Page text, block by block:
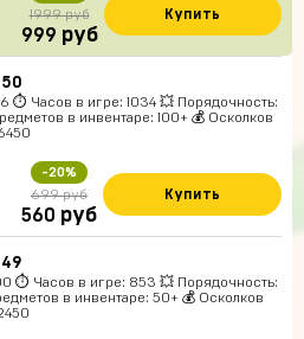
1999 руб
999 руб
Купить
⏱ Часов в игре: 1034 💥 Порядочность:
в инвентаре: 100+ 💰 Осколков
-20%
699 руб
560 руб
Купить
⏱ Часов в игре: 853 💥 Порядочность:
в инвентаре: 50+ 💰 Осколков